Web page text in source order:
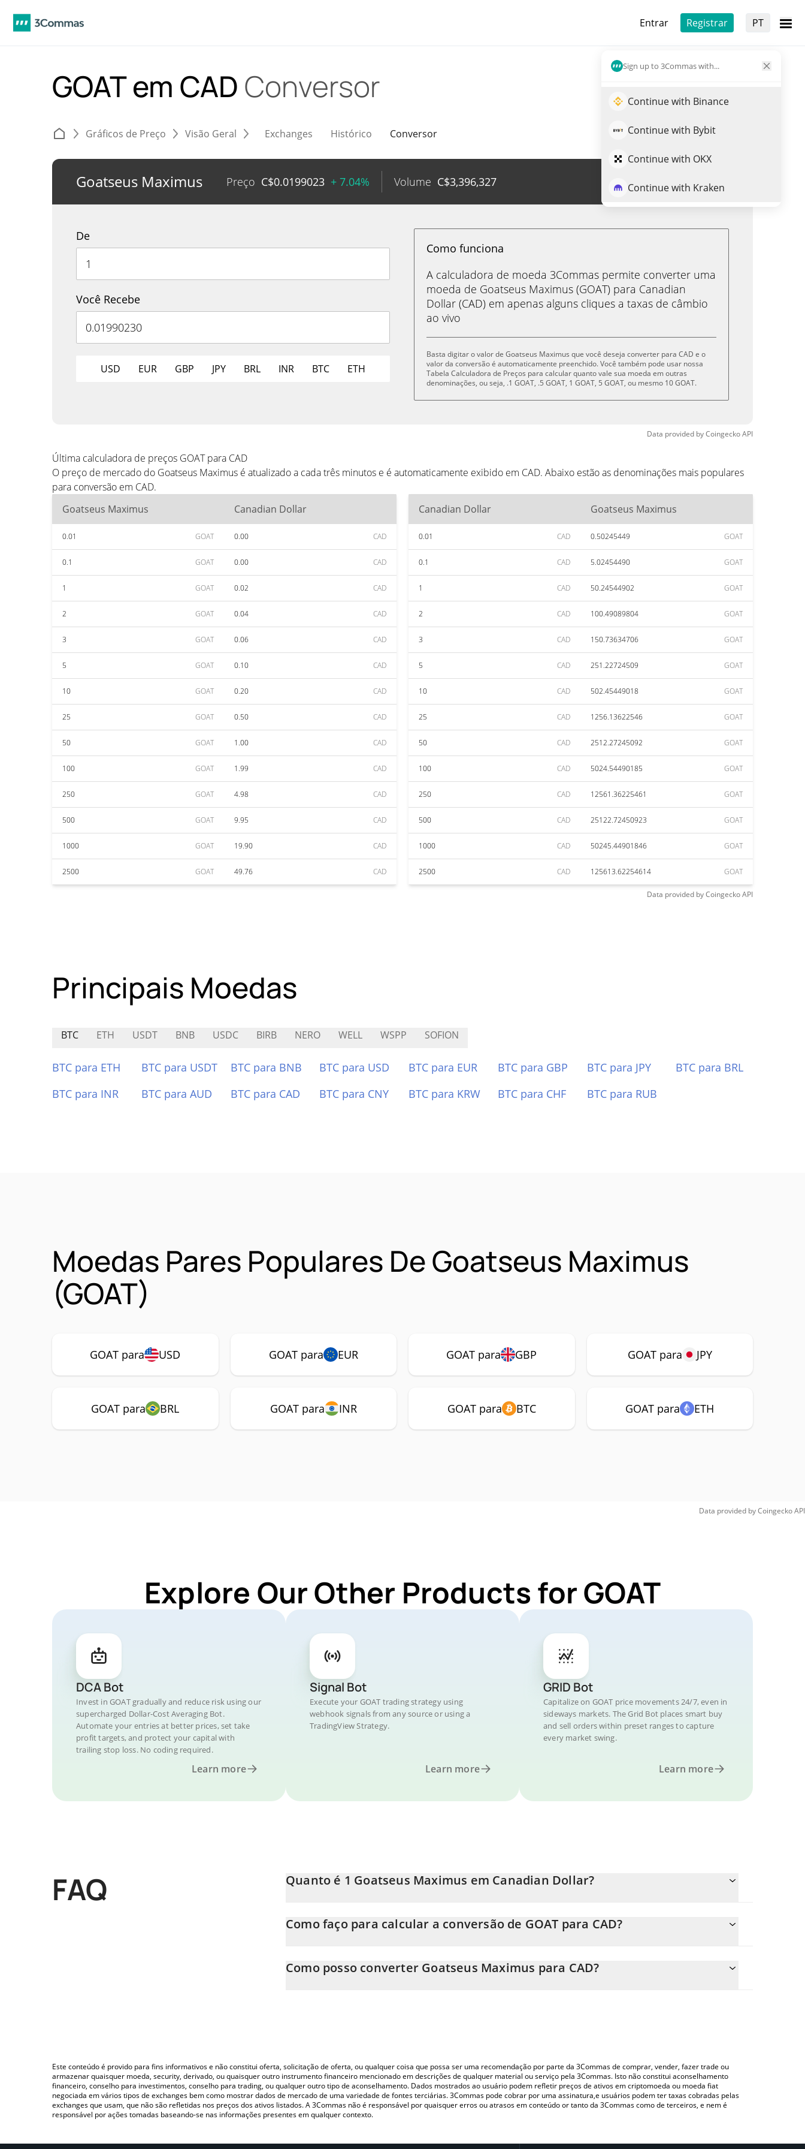
Entrar Registrar PT
Sign up to 3Commas with...
Continue with Binance
Continue with Bybit
Continue with OKX
Continue with Kraken
GOAT em CAD Conversor
Gráficos de Preço Visão Geral Exchanges Histórico Conversor
Goatseus Maximus Preço C$0.0199023 + 7.04% Volume C$3,396,327 Trade de GOAT
De
Você Recebe
USD EUR GBP JPY BRL INR BTC ETH
Como funciona
A calculadora de moeda 3Commas permite converter uma
moeda de Goatseus Maximus (GOAT) para Canadian
Dollar (CAD) em apenas alguns cliques a taxas de câmbio
ao vivo
Basta digitar o valor de Goatseus Maximus que você deseja converter para CAD e o
valor da conversão é automaticamente preenchido. Você também pode usar nossa
Tabela Calculadora de Preços para calcular quanto vale sua moeda em outras
denominações, ou seja, .1 GOAT, .5 GOAT, 1 GOAT, 5 GOAT, ou mesmo 10 GOAT.
Data provided byCoingeckoAPI
Última calculadora de preços GOAT para CAD
O preço de mercado do Goatseus Maximus é atualizado a cada três minutos e é automaticamente exibido em CAD. Abaixo estão as denominações mais populares
para conversão em CAD.
Goatseus Maximus
Canadian Dollar
0.01 GOAT 0.00 CAD
0.1 GOAT 0.00 CAD
1 GOAT 0.02 CAD
2 GOAT 0.04 CAD
3 GOAT 0.06 CAD
5 GOAT 0.10 CAD
10 GOAT 0.20 CAD
25 GOAT 0.50 CAD
50 GOAT 1.00 CAD
100 GOAT 1.99 CAD
250 GOAT 4.98 CAD
500 GOAT 9.95 CAD
1000 GOAT 19.90 CAD
2500 GOAT 49.76 CAD
Canadian Dollar Goatseus Maximus
0.01 CAD 0.50245449 GOAT
0.1 CAD 5.02454490 GOAT
1 CAD 50.24544902 GOAT
2 CAD 100.49089804 GOAT
3 CAD 150.73634706 GOAT
5 CAD 251.22724509 GOAT
10 CAD 502.45449018 GOAT
25 CAD 1256.13622546 GOAT
50 CAD 2512.27245092 GOAT
100 CAD 5024.54490185 GOAT
250 CAD 12561.36225461 GOAT
500 CAD 25122.72450923 GOAT
1000 CAD 50245.44901846 GOAT
2500 CAD 125613.62254614 GOAT
Data provided byCoingeckoAPI
Principais Moedas
BTC ETH USDT BNB USDC BIRB NERO WELL WSPP SOFION
BTC para ETH BTC para USDT BTC para BNB BTC para USD BTC para EUR BTC para GBP BTC para JPY
BTC para BRL
BTC para INR
BTC para AUD BTC para CAD BTC para CNY BTC para KRW BTC para CHF BTC para RUB
Moedas Pares Populares De Goatseus Maximus
(GOAT)
GOAT para USD GOAT para EUR GOAT para GBP GOAT para JPY
GOAT para BRL GOAT para INR GOAT para BTC GOAT para ETH
Data provided byCoingeckoAPI
Explore Our Other Products for GOAT
DCA Bot
Invest in GOAT gradually and reduce risk using our
supercharged Dollar-Cost Averaging Bot.
Automate your entries at better prices, set take
profit targets, and protect your capital with
trailing stop loss. No coding required.
Learn more
Signal Bot
Execute your GOAT trading strategy using
webhook signals from any source or using a
TradingView Strategy.
Learn more
GRID Bot
Capitalize on GOAT price movements 24/7, even in
sideways markets. The Grid Bot places smart buy
and sell orders within preset ranges to capture
every market swing.
Learn more
FAQ Quanto é 1 Goatseus Maximus em Canadian Dollar?
Neste momento, 1 Goatseus Maximus equivale a 0.0199023 CAD
Como faço para calcular a conversão de GOAT para CAD?
simplesmente inserindo a quantidade de Goatseus Maximus no campo correspondente e converterá
automaticamente o valor em Canadian Dollar (CAD).
Como posso converter Goatseus Maximus para CAD?
Este conteúdo é provido para fins informativos e não constitui oferta, solicitação de oferta, ou qualquer coisa que possa ser uma recomendação por parte da 3Commas de comprar, vender, fazer trade ou
armazenar quaisquer moeda, security, derivado, ou quaisquer outro instrumento financeiro mencionado em descrições de qualquer material ou serviço pela 3Commas. Isto não constitui aconselhamento
financeiro, conselho para investimentos, conselho para trading, ou qualquer outro tipo de aconselhamento. Dados mostrados ao usuário podem refletir preços de ativos em criptomoeda ou moeda fiat
negociada em vários tipos de exchanges bem como mostrar dados de mercado de uma variedade de fontes terciárias. 3Commas pode cobrar por uma assinatura,e usuários podem ter taxas cobradas pelas
exchanges que usam, que não são refletidas nos preços dos ativos listados. A 3Commas não é responsável por quaisquer erros ou atrasos em conteúdo or tanto da 3Commas como de terceiros, e nem é
responsável por ações tomadas baseando-se nas informações presentes em qualquer contexto.